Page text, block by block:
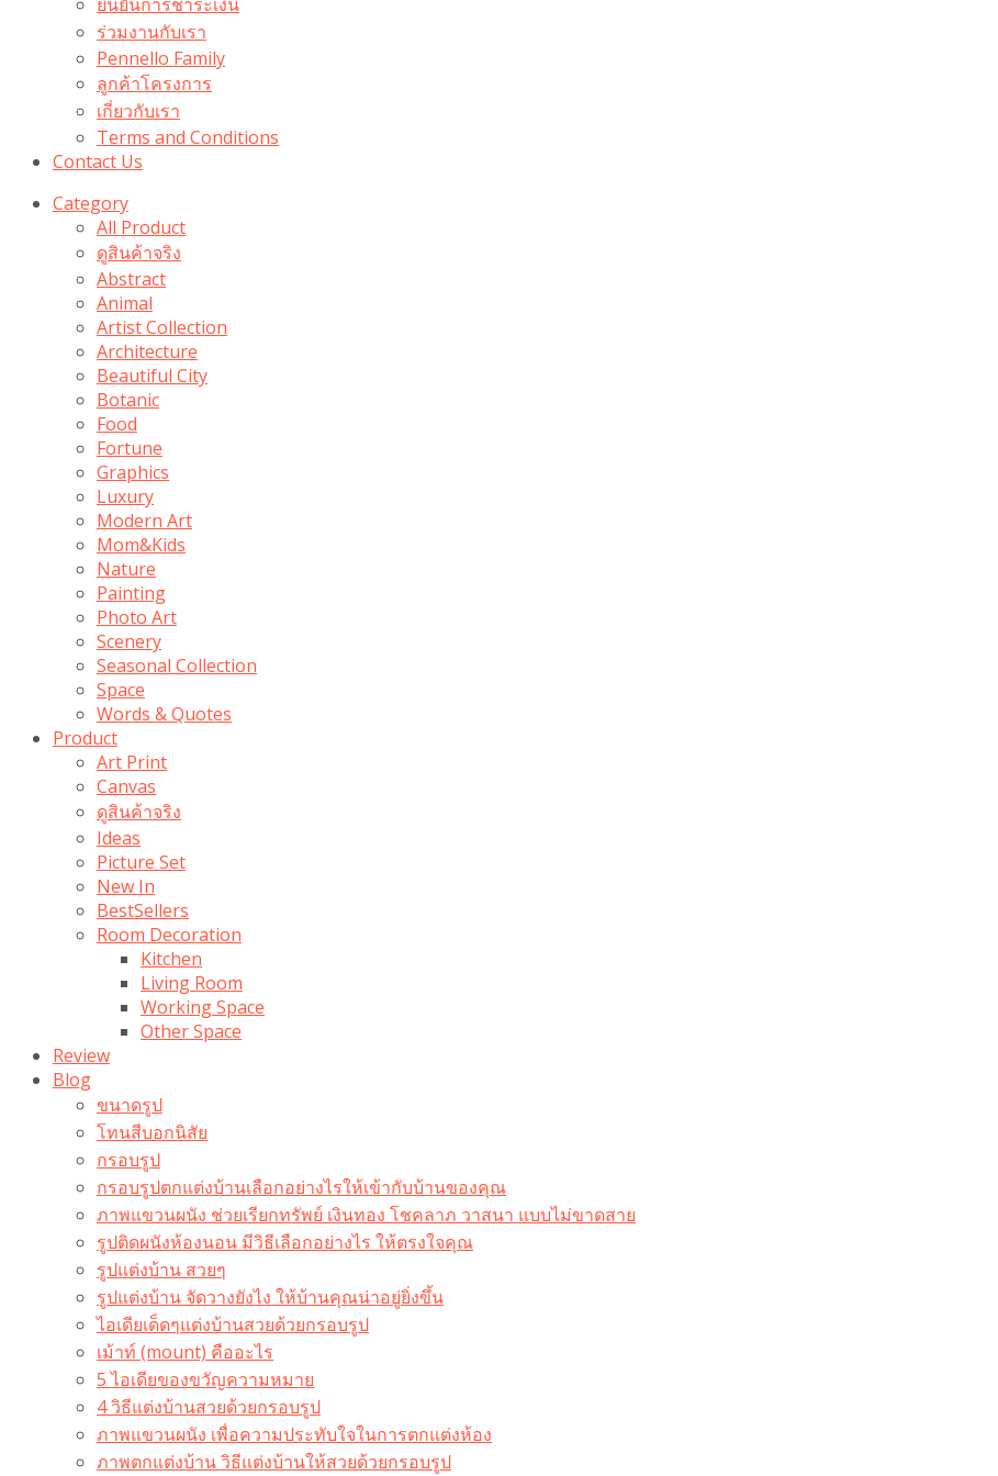
ร่วมงานกับเรา
Pennello Family
ลูกค้าโครงการ
เกี่ยวกับเรา
Terms and Conditions
Contact Us
Category
All Product
ดูสินค้าจริง
Abstract
Animal
Artist Collection
Architecture
Beautiful City
Botanic
Food
Fortune
Graphics
Luxury
Modern Art
Mom&Kids
Nature
Painting
Photo Art
Scenery
Seasonal Collection
Space
Words & Quotes
Product
Art Print
Canvas
ดูสินค้าจริง
Ideas
Picture Set
New In
BestSellers
Room Decoration
Kitchen
Living Room
Working Space
Other Space
Review
Blog
ขนาดรูป
โทนสีบอกนิสัย
กรอบรูป
กรอบรูปตกแต่งบ้านเลือกอย่างไรให้เข้ากับบ้านของคุณ
ภาพแขวนผนัง ช่วยเรียกทรัพย์ เงินทอง โชคลาภ วาสนา แบบไม่ขาดสาย
รูปติดผนังห้องนอน มีวิธีเลือกอย่างไร ให้ตรงใจคุณ
รูปแต่งบ้าน สวยๆ
รูปแต่งบ้าน จัดวางยังไง ให้บ้านคุณน่าอยู่ยิ่งขึ้น
ไอเดียเด็ดๆแต่งบ้านสวยด้วยกรอบรูป
เม้าท์ (mount) คืออะไร​
5 ไอเดียของขวัญความหมาย
4 วิธีแต่งบ้านสวยด้วยกรอบรูป
ภาพแขวนผนัง เพื่อความประทับใจในการตกแต่งห้อง
ภาพตกแต่งบ้าน วิธีแต่งบ้านให้สวยด้วยกรอบรูป